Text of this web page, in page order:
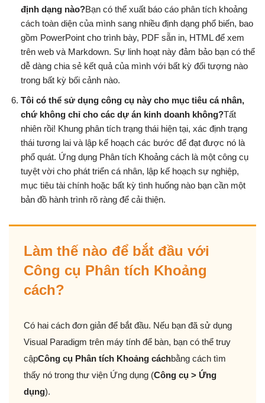
định dạng nào?Bạn có thể xuất báo cáo phân tích khoảng
cách toàn diện của mình sang nhiều định dạng phổ biến, bao
gồm PowerPoint cho trình bày, PDF sẵn in, HTML để xem
trên web và Markdown. Sự linh hoạt này đảm bảo bạn có thể
dễ dàng chia sẻ kết quả của mình với bất kỳ đối tượng nào
trong bất kỳ bối cảnh nào.
Tôi có thể sử dụng công cụ này cho mục tiêu cá nhân,
chứ không chỉ cho các dự án kinh doanh không?Tất
nhiên rồi! Khung phân tích trạng thái hiện tại, xác định trạng
thái tương lai và lập kế hoạch các bước để đạt được nó là
phổ quát. Ứng dụng Phân tích Khoảng cách là một công cụ
tuyệt vời cho phát triển cá nhân, lập kế hoạch sự nghiệp,
mục tiêu tài chính hoặc bất kỳ tình huống nào bạn cần một
bản đồ hành trình rõ ràng để cải thiện.
Làm thế nào để bắt đầu với
Công cụ Phân tích Khoảng
cách?
Có hai cách đơn giản để bắt đầu. Nếu bạn đã sử dụng
Visual Paradigm trên máy tính để bàn, bạn có thể truy
cậpCông cụ Phân tích Khoảng cáchbằng cách tìm
thấy nó trong thư viện Ứng dụng (Công cụ > Ứng
dụng).